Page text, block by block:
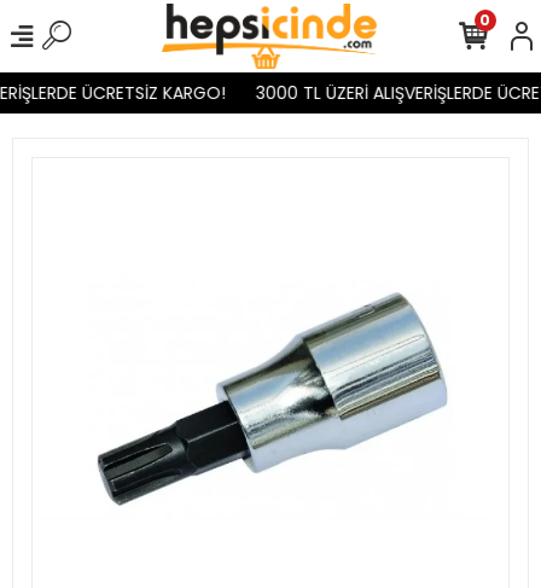
ÜCRETSİZ KARGO! 3000 TL ÜZERİ ALIŞVERİŞLERDE
0